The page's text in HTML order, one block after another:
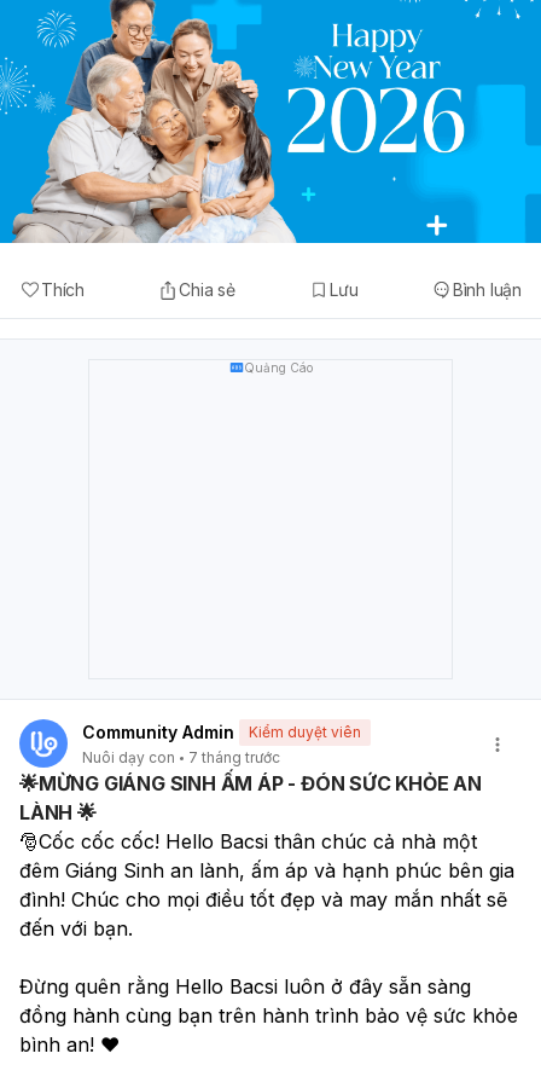
Thích Chia sẻ Lưu Bình luận
Quảng Cáo
Community Admin
Kiểm duyệt viên
Nuôi dạy con
7 tháng trước
🌟MỪNG GIÁNG SINH ẤM ÁP - ĐÓN SỨC KHỎE AN
LÀNH 🌟
🎅Cốc cốc cốc! Hello Bacsi thân chúc cả nhà một
đêm Giáng Sinh an lành, ấm áp và hạnh phúc bên gia
đình! Chúc cho mọi điều tốt đẹp và may mắn nhất sẽ
đến với bạn.
Đừng quên rằng Hello Bacsi luôn ở đây sẵn sàng
đồng hành cùng bạn trên hành trình bảo vệ sức khỏe
bình an! ❤️